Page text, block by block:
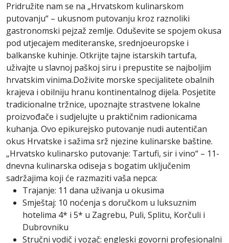
Pridružite nam se na „Hrvatskom kulinarskom
putovanju“ – ukusnom putovanju kroz raznoliki
gastronomski pejzaž zemlje. Oduševite se spojem okusa
pod utjecajem mediteranske, srednjoeuropske i
balkanske kuhinje. Otkrijte tajne istarskih tartufa,
uživajte u slavnoj paškoj siru i prepustite se najboljim
hrvatskim vinima.Doživite morske specijalitete obalnih
krajeva i obilniju hranu kontinentalnogdijela. Posjetite
tradicionalne tržnice, upoznajte strastvene lokalne
proizvođače i sudjelujte u praktičnim radionicama
kuhanja. Ovo epikurejsko putovanje nudi autentičan
okus Hrvatske i sažima srž njezine kulinarske baštine.
„Hrvatsko kulinarsko putovanje: Tartufi, sir i vino“ – 11-
dnevna kulinarska odiseja s bogatim uključenim
sadržajima koji će razmaziti vaša nepca:
Trajanje: 11 dana uživanja u okusima
Smještaj: 10 noćenja s doručkom u luksuznim
hotelima 4* i 5* u Zagrebu, Puli, Splitu, Korčuli i
Dubrovniku
Stručni vodič i vozač: engleski govorni profesionalni